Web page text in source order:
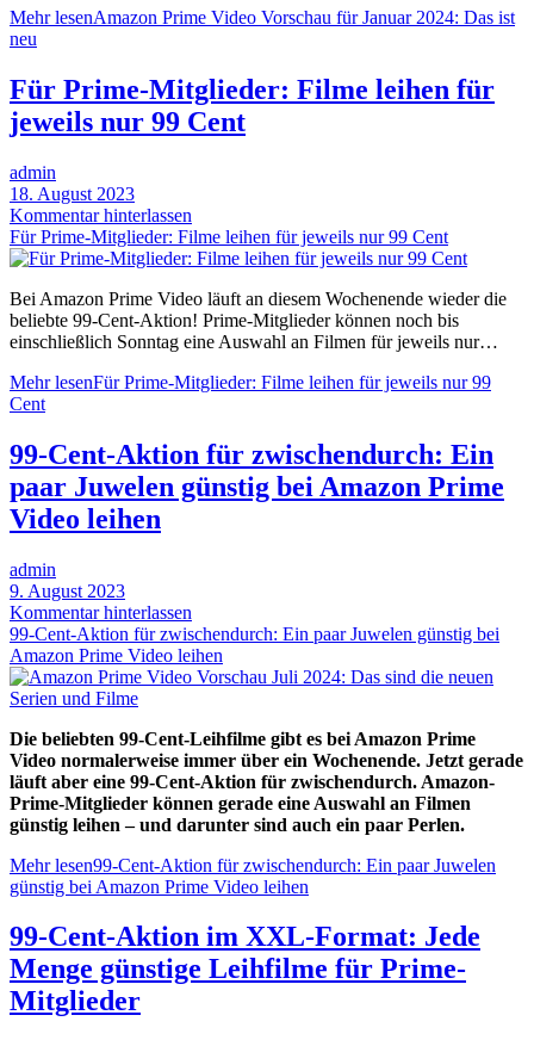
Mehr lesenAmazon Prime Video Vorschau für Januar 2024: Das ist
neu
Für Prime-Mitglieder: Filme leihen für
jeweils nur 99 Cent
admin
18. August 2023
Kommentar hinterlassen
Für Prime-Mitglieder: Filme leihen für jeweils nur 99 Cent
Bei Amazon Prime Video läuft an diesem Wochenende wieder die
beliebte 99-Cent-Aktion! Prime-Mitglieder können noch bis
einschließlich Sonntag eine Auswahl an Filmen für jeweils nur…
Mehr lesenFür Prime-Mitglieder: Filme leihen für jeweils nur 99
Cent
99-Cent-Aktion für zwischendurch: Ein
paar Juwelen günstig bei Amazon Prime
Video leihen
admin
9. August 2023
Kommentar hinterlassen
99-Cent-Aktion für zwischendurch: Ein paar Juwelen günstig bei
Amazon Prime Video leihen
Die beliebten 99-Cent-Leihfilme gibt es bei Amazon Prime
Video normalerweise immer über ein Wochenende. Jetzt gerade
läuft aber eine 99-Cent-Aktion für zwischendurch. Amazon-
Prime-Mitglieder können gerade eine Auswahl an Filmen
günstig leihen – und darunter sind auch ein paar Perlen.
Mehr lesen99-Cent-Aktion für zwischendurch: Ein paar Juwelen
günstig bei Amazon Prime Video leihen
99-Cent-Aktion im XXL-Format: Jede
Menge günstige Leihfilme für Prime-
Mitglieder